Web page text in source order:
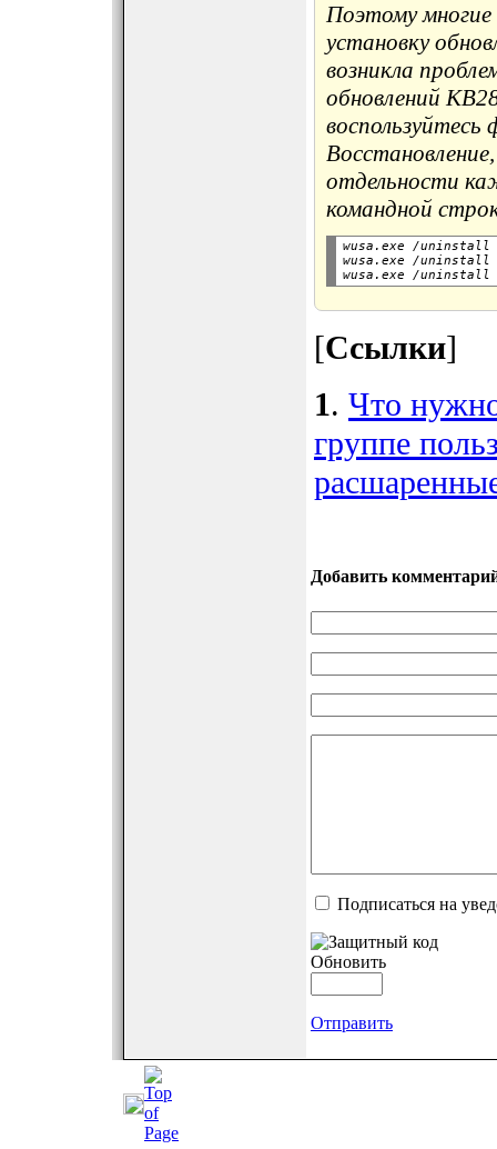
Поэтому
установку
возникла
обновлений
воспользуйтесь
отдельности
командной
wusa.exe /uninstall
wusa.exe /uninstall
[Ссылки]
1. Что
группе
Добавить
Подписаться на
Обновить
Отправить